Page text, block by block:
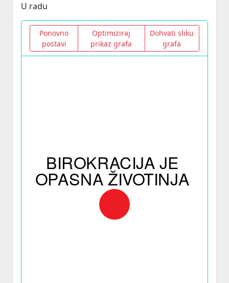
U radu
Ponovno
postavi
Optimiziraj
prikaz grafa
Dohvati sliku
grafa